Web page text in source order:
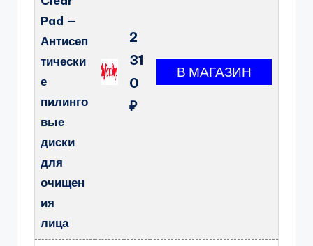
Pad —
Антисеп
тически
е
пилинго
вые
диски
для
очищен
ия
лица
2
31
0
₽